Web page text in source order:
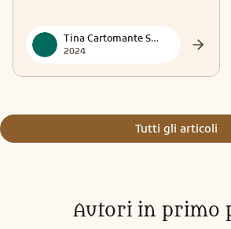
Tina Cartomante Sensitiva
2024
Tutti gli articoli
Autori in primo